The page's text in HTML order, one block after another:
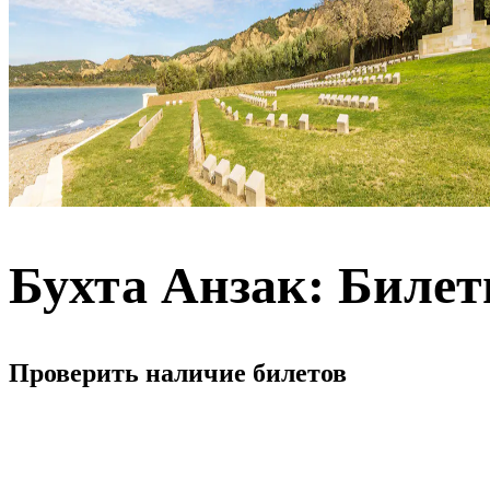
Бухта Анзак:
Проверить наличие билетов